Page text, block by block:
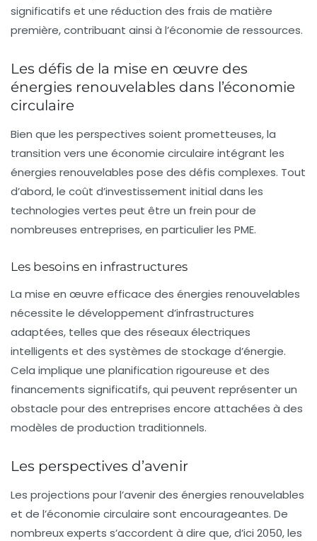
significatifs et une réduction des frais de matière
première, contribuant ainsi à l’économie de ressources.
Les défis de la mise en œuvre des
énergies renouvelables dans l’économie
circulaire
Bien que les perspectives soient prometteuses, la
transition vers une économie circulaire intégrant les
énergies renouvelables pose des défis complexes. Tout
d’abord, le coût d’investissement initial dans les
technologies vertes peut être un frein pour de
nombreuses entreprises, en particulier les PME.
Les besoins en infrastructures
La mise en œuvre efficace des énergies renouvelables
nécessite le développement d’infrastructures
adaptées, telles que des réseaux électriques
intelligents et des systèmes de stockage d’énergie.
Cela implique une planification rigoureuse et des
financements significatifs, qui peuvent représenter un
obstacle pour des entreprises encore attachées à des
modèles de production traditionnels.
Les perspectives d’avenir
Les projections pour l’avenir des énergies renouvelables
et de l’économie circulaire sont encourageantes. De
nombreux experts s’accordent à dire que, d’ici 2050, les